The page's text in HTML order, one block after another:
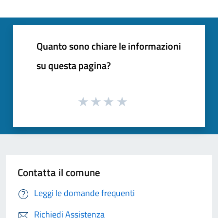
Quanto sono chiare le informazioni
su questa pagina?
Contatta il comune
Leggi le domande frequenti
Richiedi Assistenza